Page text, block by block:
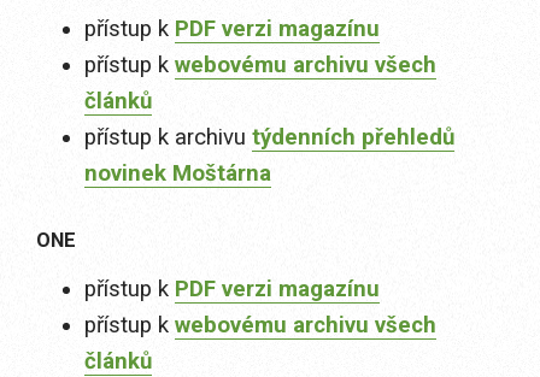
přístup k PDF verzi magazínu
přístup k webovému archivu všech
článků
přístup k archivu týdenních přehledů
novinek Moštárna
ONE
přístup k PDF verzi magazínu
přístup k webovému archivu všech
článků